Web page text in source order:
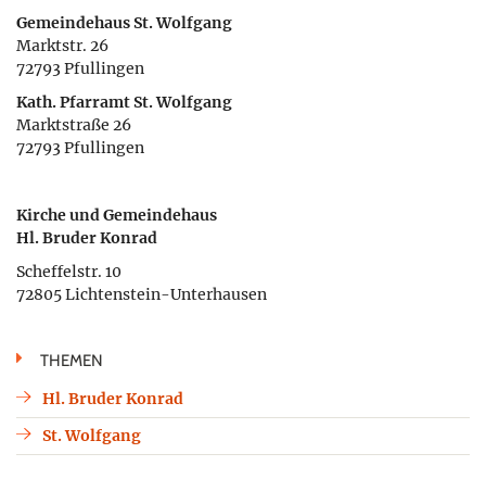
Gemeindehaus St. Wolfgang
Marktstr. 26
72793 Pfullingen
Kath. Pfarramt St. Wolfgang
Marktstraße 26
72793 Pfullingen
Kirche und Gemeindehaus
Hl. Bruder Konrad
Scheffelstr. 10
72805 Lichtenstein-Unterhausen
THEMEN
Hl. Bruder Konrad
St. Wolfgang